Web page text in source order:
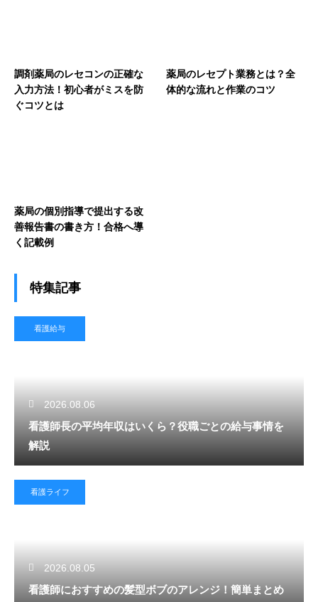
調剤薬局のレセコンの正確な
入力方法！初心者がミスを防
ぐコツとは
薬局のレセプト業務とは？全
体的な流れと作業のコツ
薬局の個別指導で提出する改
善報告書の書き方！合格へ導
く記載例
特集記事
看護給与
2026.08.06
看護師長の平均年収はいくら？役職ごとの給与事情を
解説
看護ライフ
2026.08.05
看護師におすすめの髪型ボブのアレンジ！簡単まとめ